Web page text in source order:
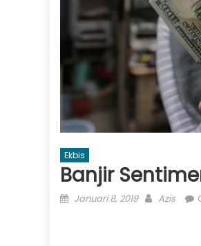
Ekbis
Banjir
Posted
Januari 8, 2019 Author
Azis